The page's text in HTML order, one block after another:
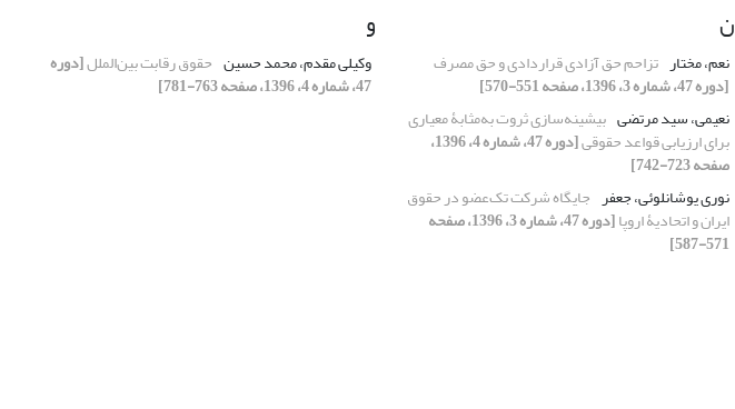
ن
نعم، مختار تزاحم حق آزادی قراردادی و حق مصرف
[دوره 47، شماره 3، 1396، صفحه 551-570]
نعیمی، سید مرتضی بیشینه‌سازی ثروت به‌مثابۀ معیاری
برای ارزیابی قواعد حقوقی [دوره 47، شماره 4، 1396،
صفحه 723-742]
نوری یوشانلوئی، جعفر جایگاه شرکت تک‌عضو در حقوق
ایران و اتحادیۀ اروپا [دوره 47، شماره 3، 1396، صفحه
571-587]
و
وکیلی مقدم، محمد حسین حقوق رقابت بین‌الملل[دوره
47، شماره 4، 1396، صفحه 763-781]